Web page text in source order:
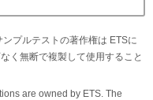
プルテストの著作権は ETSに
く無断で複製して使用すること
are owned by ETS. The